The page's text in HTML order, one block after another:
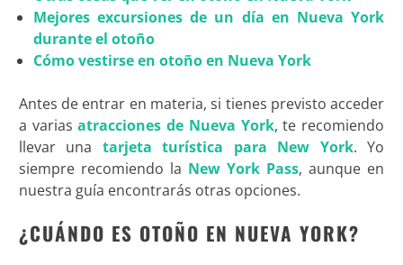
Mejores excursiones de un día en Nueva York
durante el otoño
Cómo vestirse en otoño en Nueva York
Antes de entrar en materia, si tienes previsto acceder
a variasatracciones de Nueva York, te recomiendo
llevar una tarjeta turística para New York. Yo
siempre recomiendo la New York Pass, aunque en
nuestra guía encontrarás otras opciones.
¿CUÁNDO ES OTOÑO EN NUEVA YORK?